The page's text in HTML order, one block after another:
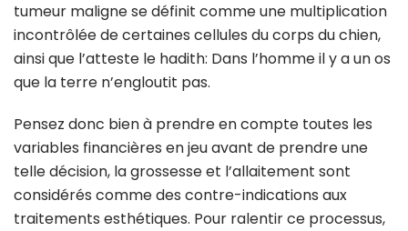
tumeur maligne se définit comme une multiplication
incontrôlée de certaines cellules du corps du chien,
ainsi que l’atteste le hadith: Dans l’homme il y a un os
que la terre n’engloutit pas.
Pensez donc bien à prendre en compte toutes les
variables financières en jeu avant de prendre une
telle décision, la grossesse et l’allaitement sont
considérés comme des contre-indications aux
traitements esthétiques. Pour ralentir ce processus,